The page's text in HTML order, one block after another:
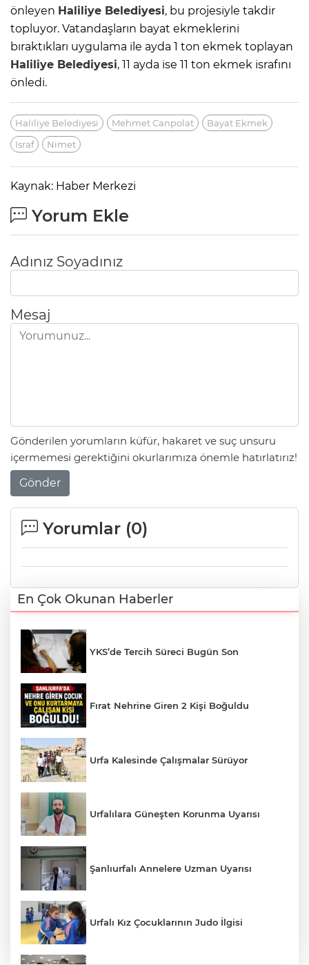
önleyen Haliliye Belediyesi, bu projesiyle takdir
topluyor. Vatandaşların bayat ekmeklerini
bıraktıkları uygulama ile ayda 1 ton ekmek toplayan
Haliliye Belediyesi, 11 ayda ise 11 ton ekmek israfını
önledi.
Haliliye Belediyesi Mehmet Canpolat
Bayat Ekmek
Israf
Nimet
Kaynak: Haber Merkezi
Yorum Ekle
Adınız Soyadınız
Mesaj
Gönderilen yorumların küfür, hakaret ve suç unsuru
içermemesi gerektiğini okurlarımıza önemle hatırlatırız!
Gönder
Yorumlar (0)
En Çok Okunan Haberler
YKS’de Tercih Süreci Bugün Son
Fırat Nehrine Giren 2 Kişi Boğuldu
Urfa Kalesinde Çalışmalar Sürüyor
Urfalılara Güneşten Korunma Uyarısı
Şanlıurfalı Annelere Uzman Uyarısı
Urfalı Kız Çocuklarının Judo İlgisi